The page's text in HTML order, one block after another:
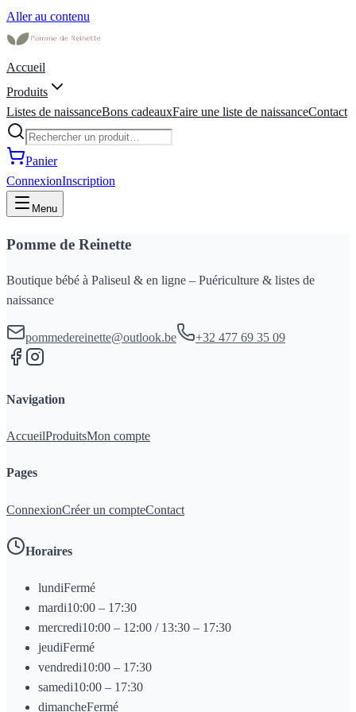
Aller au contenu
Accueil
Produits
Listes de naissanceBons cadeauxFaire une liste de naissanceContact
Panier
ConnexionInscription
Menu
Pomme de Reinette
Boutique bébé à Paliseul & en ligne – Puériculture & listes de
naissance
pommedereinette@outlook.be +32 477 69 35 09
Navigation
AccueilProduitsMon compte
Pages
ConnexionCréer un compteContact
Horaires
lundiFermé
mardi10:00 – 17:30
mercredi10:00 – 12:00 / 13:30 – 17:30
jeudiFermé
vendredi10:00 – 17:30
samedi10:00 – 17:30
dimancheFermé